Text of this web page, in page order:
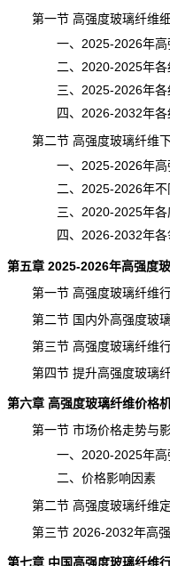
第一节 高强度玻璃纤维细
一、2025-2026年高强
二、2020-2025年各细
三、2025-2026年各细
四、2026-2032年各细
第二节 高强度玻璃纤维下
一、2025-2026年高强
二、2025-2026年不同
三、2020-2025年各应
四、2026-2032年各领
第五章 2025-2026年高强度
第一节 高强度玻璃纤维行
第二节 国内外高强度玻璃
第三节 高强度玻璃纤维行
第四节 提升高强度玻璃纤
第六章 高强度玻璃纤维价格
第一节 市场价格走势与
一、2020-2025年高强
二、价格影响因素
第二节 高强度玻璃纤维定
第三节 2026-2032年高强
第七章 中国高强度玻璃纤维